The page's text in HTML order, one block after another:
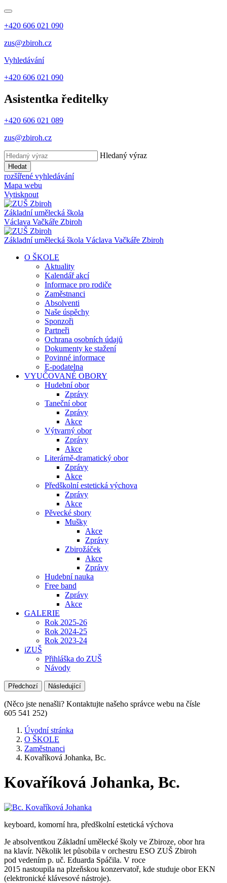
+420 606 021 090
zus@zbiroh.cz
Vyhledávání
+420 606 021 090
Asistentka ředitelky
+420 606 021 089
zus@zbiroh.cz
Hledaný výraz
Hledat
rozšířené vyhledávání
Mapa webu
Vytisknout
Základní umělecká škola
Václava Vačkáře Zbiroh
Základní umělecká škola Václava Vačkáře Zbiroh
O ŠKOLE
Aktuality
Kalendář akcí
Informace pro rodiče
Zaměstnanci
Absolventi
Naše úspěchy
Sponzoři
Partneři
Ochrana osobních údajů
Dokumenty ke stažení
Povinné informace
E-podatelna
VYUČOVANÉ OBORY
Hudební obor
Zprávy
Taneční obor
Zprávy
Akce
Výtvarný obor
Zprávy
Akce
Literárně-dramatický obor
Zprávy
Akce
Předškolní estetická výchova
Zprávy
Akce
Pěvecké sbory
Mušky
Akce
Zprávy
Zbirožáček
Akce
Zprávy
Hudební nauka
Free band
Zprávy
Akce
GALERIE
Rok 2025-26
Rok 2024-25
Rok 2023-24
iZUŠ
Přihláška do ZUŠ
Návody
Předchozí Následující
(Něco jste nenašli? Kontaktujte našeho správce webu na čísle
605 541 252)
Úvodní stránka
O ŠKOLE
Zaměstnanci
Kovaříková Johanka, Bc.
Kovaříková Johanka, Bc.
keyboard, komorní hra, předškolní estetická výchova
Je absolventkou Základní umělecké školy ve Zbiroze, obor hra
na klavír. Několik let působila v orchestru ESO ZUŠ Zbiroh
pod vedením p. uč. Eduarda Spáčila. V roce
2015 nastoupila na plzeňskou konzervatoř, kde studuje obor EKN
(elektronické klávesové nástroje).